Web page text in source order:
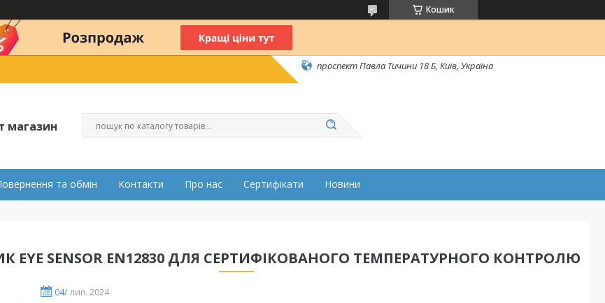
Кошик
проспект Павла Тичини 18 Б, Київ, Україна
магазин
та обмін Контакти Про нас Сертифікати Новини
EYE SENSOR EN12830 ДЛЯ СЕРТИФІКОВАНОГО ТЕМПЕРАТУРНОГО КОНТРОЛЮ
04/ лип. 2024